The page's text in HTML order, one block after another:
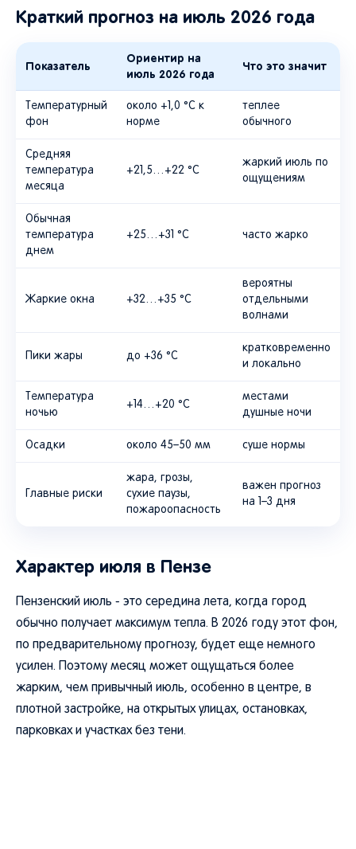
Краткий прогноз на июль 2026 года
Показатель
Ориентир на
июль 2026 года
Что это значит
Температурный
фон
около +1,0 °C к
норме
теплее
обычного
Средняя
температура
месяца
+21,5…+22 °C
жаркий июль по
ощущениям
Обычная
температура
днем
+25…+31 °C часто жарко
Жаркие окна +32…+35 °C
вероятны
отдельными
волнами
Пики жары до +36 °C
кратковременно
и локально
Температура
ночью
+14…+20 °C
местами
душные ночи
Осадки около 45–50 мм суше нормы
Главные риски
жара, грозы,
сухие паузы,
пожароопасность
важен прогноз
на 1–3 дня
Характер июля в Пензе
Пензенский июль - это середина лета, когда город
обычно получает максимум тепла. В 2026 году этот фон,
по предварительному прогнозу, будет еще немного
усилен. Поэтому месяц может ощущаться более
жарким, чем привычный июль, особенно в центре, в
плотной застройке, на открытых улицах, остановках,
парковках и участках без тени.